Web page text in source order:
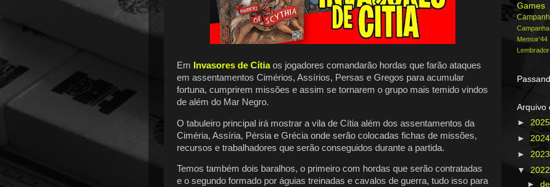
Em Invasores de Cítiaos jogadores comandarão hordas que farão ataques
em assentamentos Cimérios, Assírios, Persas e Gregos para acumular
fortuna, cumprirem missões e assim se tornarem o grupo mais temido vindos
de além do Mar Negro.
O tabuleiro principal irá mostrar a vila de Cítia além dos assentamentos da
Ciméria, Assíria, Pérsia e Grécia onde serão colocadas fichas de missões,
recursos e trabalhadores que serão conseguidos durante a partida.
Temos também dois baralhos, o primeiro com hordas que serão contratadas
e o segundo formado por águias treinadas e cavalos de guerra, tudo isso para
Games
Memoir'44
Lembrador
Arquivo
►
►
►
▼
►